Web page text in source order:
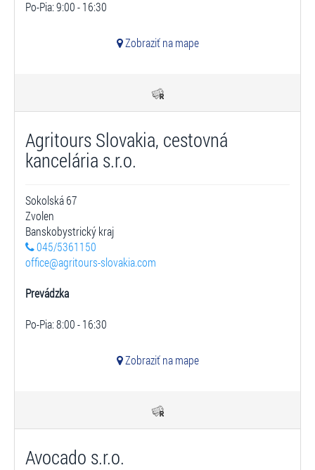
Po-Pia: 9:00 - 16:30
Zobraziť na mape
Agritours Slovakia, cestovná
kancelária s.r.o.
Sokolská 67
Zvolen
Banskobystrický kraj
045/5361150
office@agritours-slovakia.com
Prevádzka
Po-Pia: 8:00 - 16:30
Zobraziť na mape
Avocado s.r.o.